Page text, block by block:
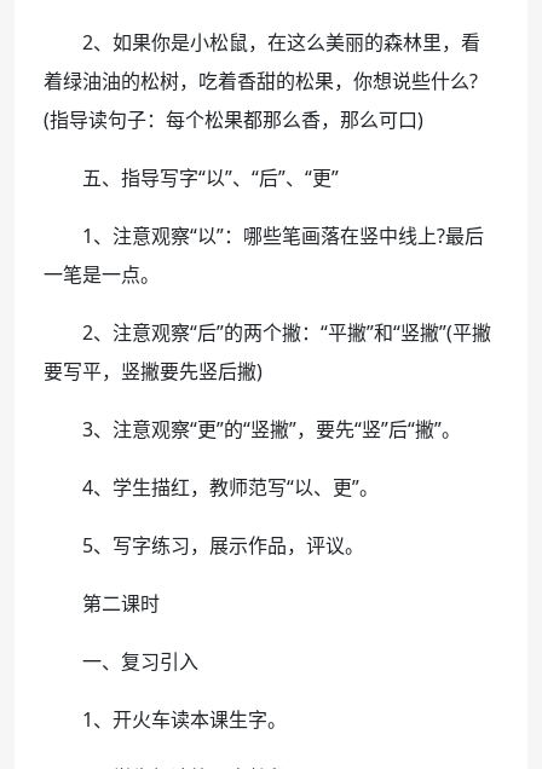
2、如果你是小松鼠，在这么美丽的森林里，看
着绿油油的松树，吃着香甜的松果，你想说些什么?
(指导读句子：每个松果都那么香，那么可口)
五、指导写字“以”、“后”、“更”
1、注意观察“以”：哪些笔画落在竖中线上?最后
一笔是一点。
2、注意观察“后”的两个撇：“平撇”和“竖撇”(平撇
要写平，竖撇要先竖后撇)
3、注意观察“更”的“竖撇”，要先“竖”后“撇”。
4、学生描红，教师范写“以、更”。
5、写字练习，展示作品，评议。
第二课时
一、复习引入
1、开火车读本课生字。